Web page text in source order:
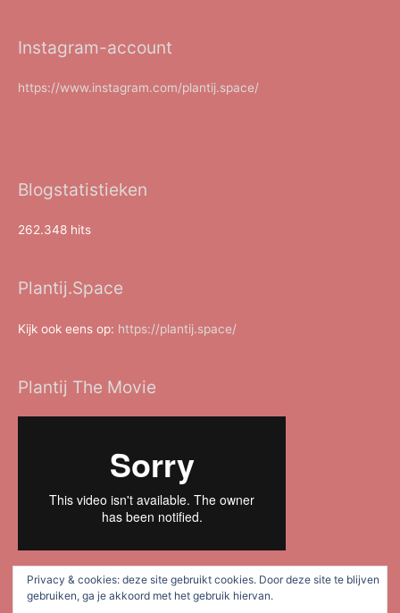
Instagram-account
https://www.instagram.com/plantij.space/
Blogstatistieken
262.348 hits
Plantij.Space
Kijk ook eens op: https://plantij.space/
Plantij The Movie
Privacy & cookies: deze site gebruikt cookies. Door deze site te blijven
gebruiken, ga je akkoord met het gebruik hiervan.